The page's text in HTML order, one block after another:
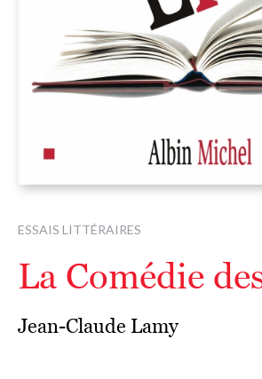
ESSAIS LITTÉRAIRES
La Comédie
Jean-Claude Lamy